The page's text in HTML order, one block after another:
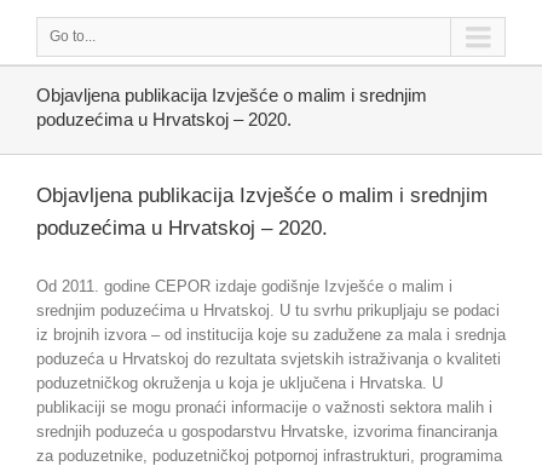
Go to...
Objavljena publikacija Izvješće o malim i srednjim
poduzećima u Hrvatskoj – 2020.
Objavljena publikacija Izvješće o malim i srednjim
poduzećima u Hrvatskoj – 2020.
Od 2011. godine CEPOR izdaje godišnje Izvješće o malim i
srednjim poduzećima u Hrvatskoj. U tu svrhu prikupljaju se podaci
iz brojnih izvora – od institucija koje su zadužene za mala i srednja
poduzeća u Hrvatskoj do rezultata svjetskih istraživanja o kvaliteti
poduzetničkog okruženja u koja je uključena i Hrvatska. U
publikaciji se mogu pronaći informacije o važnosti sektora malih i
srednjih poduzeća u gospodarstvu Hrvatske, izvorima financiranja
za poduzetnike, poduzetničkoj potpornoj infrastrukturi, programima